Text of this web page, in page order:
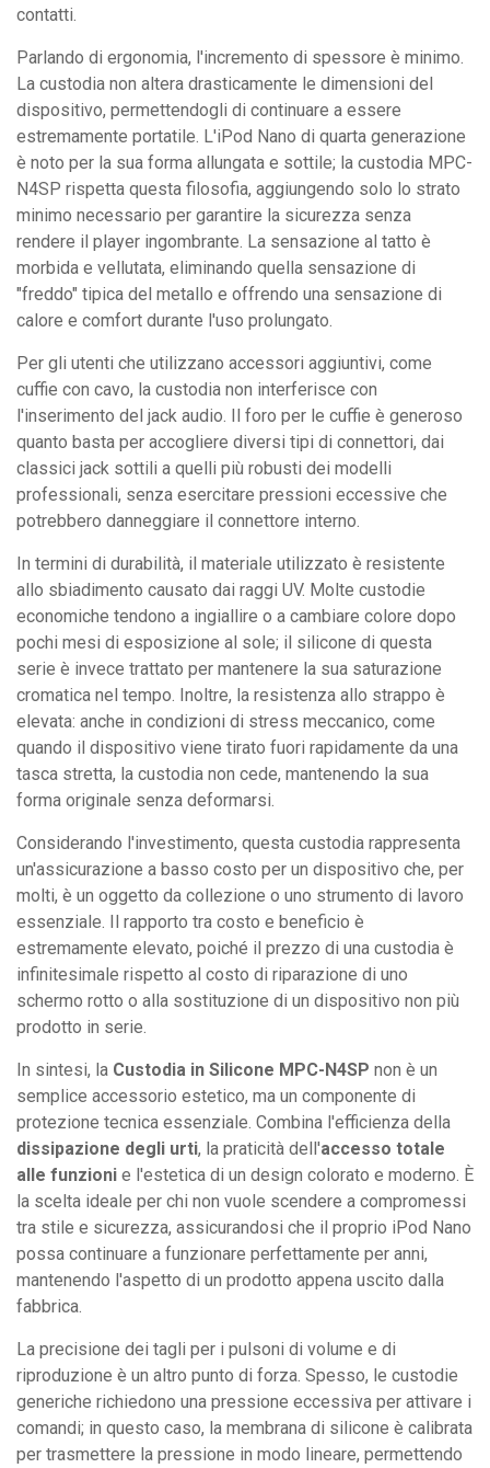
contatti.
Parlando di ergonomia, l'incremento di spessore è minimo.
La custodia non altera drasticamente le dimensioni del
dispositivo, permettendogli di continuare a essere
estremamente portatile. L'iPod Nano di quarta generazione
è noto per la sua forma allungata e sottile; la custodia MPC-
N4SP rispetta questa filosofia, aggiungendo solo lo strato
minimo necessario per garantire la sicurezza senza
rendere il player ingombrante. La sensazione al tatto è
morbida e vellutata, eliminando quella sensazione di
"freddo" tipica del metallo e offrendo una sensazione di
calore e comfort durante l'uso prolungato.
Per gli utenti che utilizzano accessori aggiuntivi, come
cuffie con cavo, la custodia non interferisce con
l'inserimento del jack audio. Il foro per le cuffie è generoso
quanto basta per accogliere diversi tipi di connettori, dai
classici jack sottili a quelli più robusti dei modelli
professionali, senza esercitare pressioni eccessive che
potrebbero danneggiare il connettore interno.
In termini di durabilità, il materiale utilizzato è resistente
allo sbiadimento causato dai raggi UV. Molte custodie
economiche tendono a ingiallire o a cambiare colore dopo
pochi mesi di esposizione al sole; il silicone di questa
serie è invece trattato per mantenere la sua saturazione
cromatica nel tempo. Inoltre, la resistenza allo strappo è
elevata: anche in condizioni di stress meccanico, come
quando il dispositivo viene tirato fuori rapidamente da una
tasca stretta, la custodia non cede, mantenendo la sua
forma originale senza deformarsi.
Considerando l'investimento, questa custodia rappresenta
un'assicurazione a basso costo per un dispositivo che, per
molti, è un oggetto da collezione o uno strumento di lavoro
essenziale. Il rapporto tra costo e beneficio è
estremamente elevato, poiché il prezzo di una custodia è
infinitesimale rispetto al costo di riparazione di uno
schermo rotto o alla sostituzione di un dispositivo non più
prodotto in serie.
In sintesi, la Custodia in Silicone MPC-N4SP non è un
semplice accessorio estetico, ma un componente di
protezione tecnica essenziale. Combina l'efficienza della
dissipazione degli urti, la praticità dell'accesso totale
alle funzioni e l'estetica di un design colorato e moderno. È
la scelta ideale per chi non vuole scendere a compromessi
tra stile e sicurezza, assicurandosi che il proprio iPod Nano
possa continuare a funzionare perfettamente per anni,
mantenendo l'aspetto di un prodotto appena uscito dalla
fabbrica.
La precisione dei tagli per i pulsoni di volume e di
riproduzione è un altro punto di forza. Spesso, le custodie
generiche richiedono una pressione eccessiva per attivare i
comandi; in questo caso, la membrana di silicone è calibrata
per trasmettere la pressione in modo lineare, permettendo